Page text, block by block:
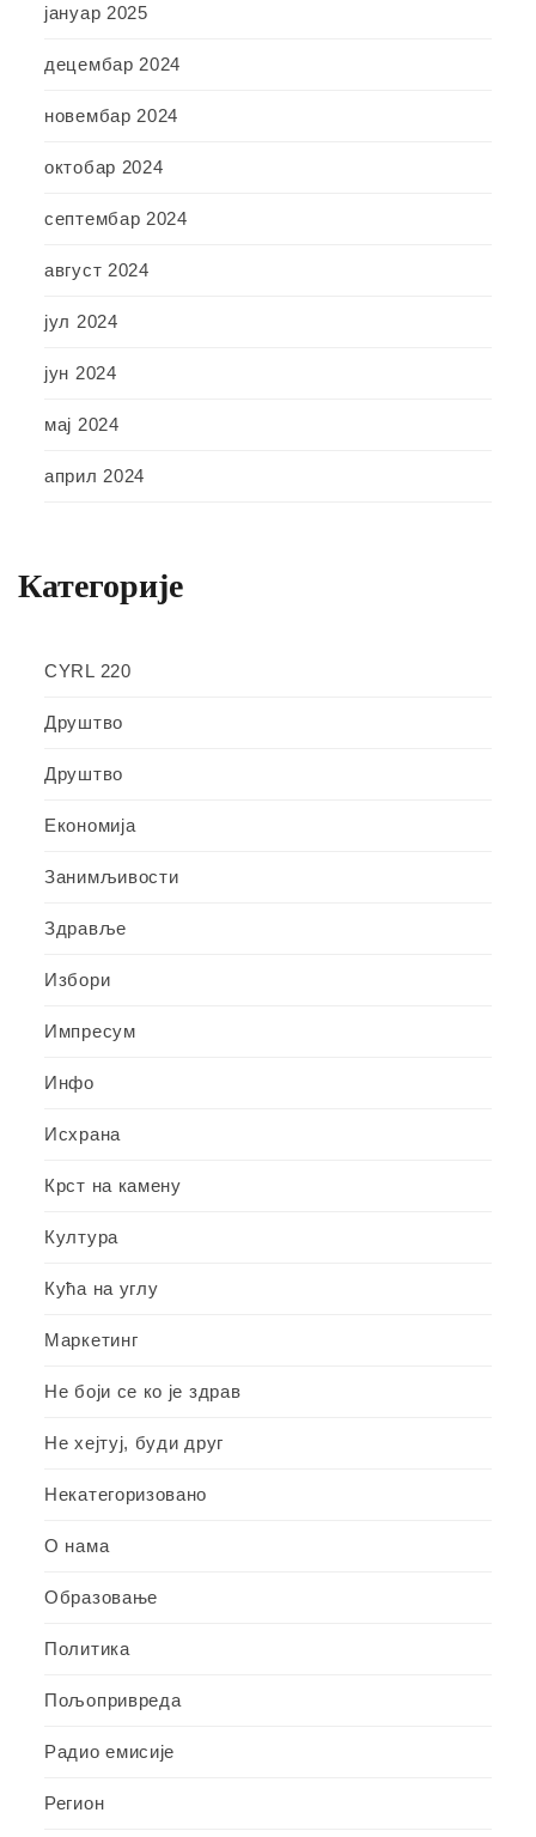
јануар 2025
децембар 2024
новембар 2024
октобар 2024
септембар 2024
август 2024
јул 2024
јун 2024
мај 2024
април 2024
Категорије
CYRL 220
Друштво
Друштво
Економија
Занимљивости
Здравље
Избори
Импресум
Инфо
Исхрана
Крст на камену
Култура
Кућа на углу
Маркетинг
Не боји се ко је здрав
Не хејтуј, буди друг
Некатегоризовано
О нама
Образовање
Политика
Пољопривреда
Радио емисије
Регион